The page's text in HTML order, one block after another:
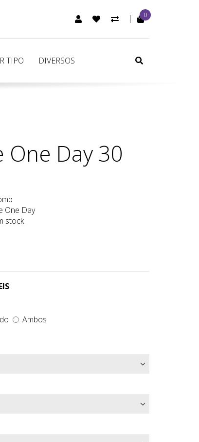
CONTA DE CLIENTE
ARTIGOS FAVORITOS (0)
COMPARAR
0
TIPO DIVERSOS
One Day 30
One Day
stock
Ambos